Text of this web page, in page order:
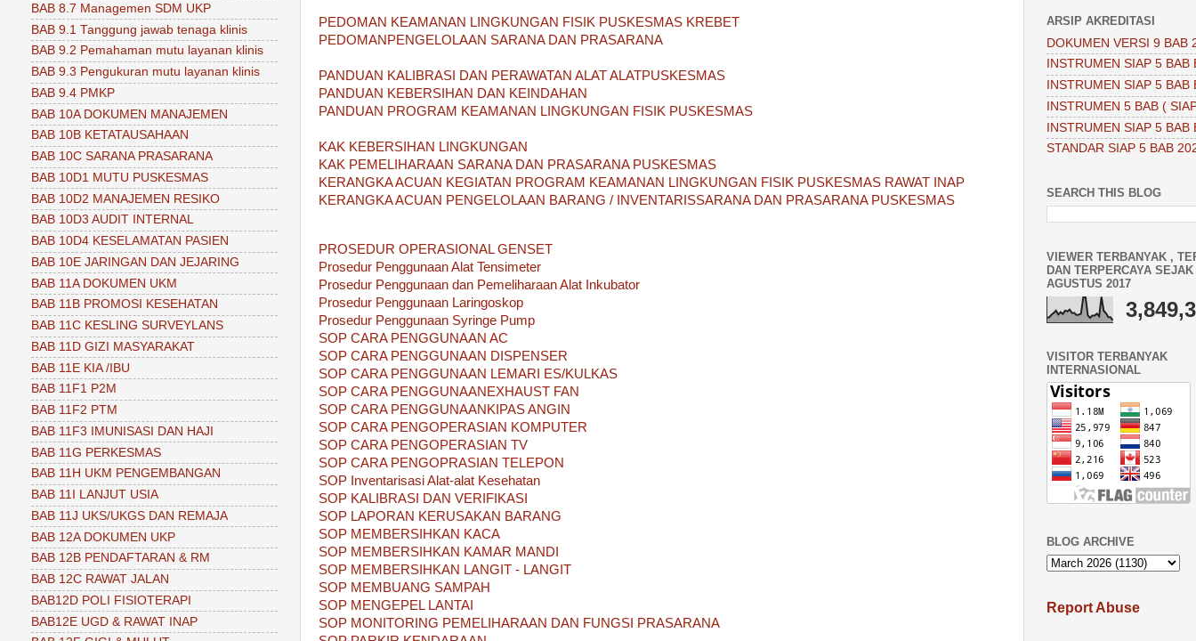
PEDOMAN KEAMANAN LINGKUNGAN FISIK PUSKESMAS KREBET
PEDOMANPENGELOLAAN SARANA DAN PRASARANA
PANDUAN KALIBRASI DAN PERAWATAN ALAT ALATPUSKESMAS
PANDUAN KEBERSIHAN DAN KEINDAHAN
PANDUAN PROGRAM KEAMANAN LINGKUNGAN FISIK PUSKESMAS
KAK KEBERSIHAN LINGKUNGAN
KAK PEMELIHARAAN SARANA DAN PRASARANA PUSKESMAS
KERANGKA ACUAN KEGIATAN PROGRAM KEAMANAN LINGKUNGAN FISIK PUSKESMAS RAWAT INAP
KERANGKA ACUAN PENGELOLAAN BARANG / INVENTARISSARANA DAN PRASARANA PUSKESMAS
PROSEDUR OPERASIONAL GENSET
Prosedur Penggunaan Alat Tensimeter
Prosedur Penggunaan dan Pemeliharaan Alat Inkubator
Prosedur Penggunaan Laringoskop
Prosedur Penggunaan Syringe Pump
SOP CARA PENGGUNAAN AC
SOP CARA PENGGUNAAN DISPENSER
SOP CARA PENGGUNAAN LEMARI ES/KULKAS
SOP CARA PENGGUNAANEXHAUST FAN
SOP CARA PENGGUNAANKIPAS ANGIN
SOP CARA PENGOPERASIAN KOMPUTER
SOP CARA PENGOPERASIAN TV
SOP CARA PENGOPRASIAN TELEPON
SOP Inventarisasi Alat-alat Kesehatan
SOP KALIBRASI DAN VERIFIKASI
SOP LAPORAN KERUSAKAN BARANG
SOP MEMBERSIHKAN KACA
SOP MEMBERSIHKAN KAMAR MANDI
SOP MEMBERSIHKAN LANGIT - LANGIT
SOP MEMBUANG SAMPAH
SOP MENGEPEL LANTAI
SOP MONITORING PEMELIHARAAN DAN FUNGSI PRASARANA
BAB 8.7 Managemen SDM UKP
BAB 9.1 Tanggung jawab tenaga klinis
BAB 9.2 Pemahaman mutu layanan klinis
BAB 9.3 Pengukuran mutu layanan klinis
BAB 9.4 PMKP
BAB 10A DOKUMEN MANAJEMEN
BAB 10B KETATAUSAHAAN
BAB 10C SARANA PRASARANA
BAB 10D1 MUTU PUSKESMAS
BAB 10D2 MANAJEMEN RESIKO
BAB 10D3 AUDIT INTERNAL
BAB 10D4 KESELAMATAN PASIEN
BAB 10E JARINGAN DAN JEJARING
BAB 11A DOKUMEN UKM
BAB 11B PROMOSI KESEHATAN
BAB 11C KESLING SURVEYLANS
BAB 11D GIZI MASYARAKAT
BAB 11E KIA /IBU
BAB 11F1 P2M
BAB 11F2 PTM
BAB 11F3 IMUNISASI DAN HAJI
BAB 11G PERKESMAS
BAB 11H UKM PENGEMBANGAN
BAB 11I LANJUT USIA
BAB 11J UKS/UKGS DAN REMAJA
BAB 12A DOKUMEN UKP
BAB 12B PENDAFTARAN & RM
BAB 12C RAWAT JALAN
BAB12D POLI FISIOTERAPI
BAB12E UGD & RAWAT INAP
ARSIP AKREDITASI
DOKUMEN VERSI 9 BAB
INSTRUMEN SIAP 5 BAB
INSTRUMEN SIAP 5 BAB
INSTRUMEN 5 BAB (
INSTRUMEN SIAP 5 BAB
STANDAR SIAP 5 BAB
SEARCH THIS BLOG
VIEWER TERBANYAK ,
DAN TERPERCAYA SEJAK
AGUSTUS 2017
VISITOR TERBANYAK
INTERNASIONAL
BLOG ARCHIVE
Report Abuse